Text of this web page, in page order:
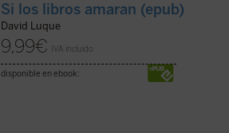
Si los libros amaran (epub)
David Luque
9,99€ IVA incluido
disponible en ebook: